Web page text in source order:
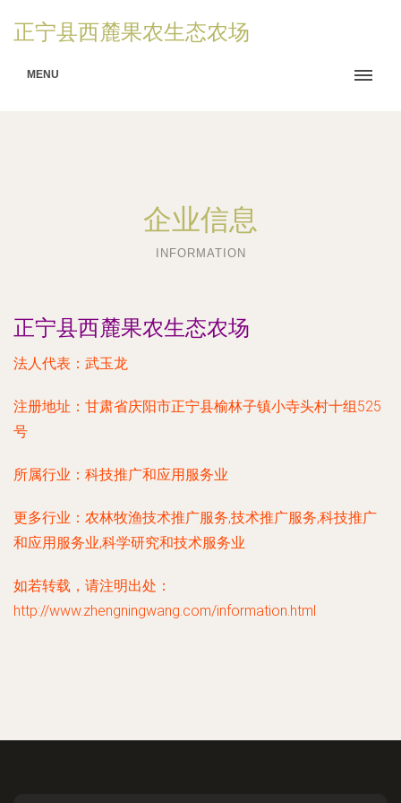
正宁县西麓果农生态农场
MENU
企业信息
INFORMATION
正宁县西麓果农生态农场
法人代表： 武玉龙
注册地址： 甘肃省庆阳市正宁县榆林子镇小寺头村十组525
号
所属行业： 科技推广和应用服务业
更多行业： 农林牧渔技术推广服务,技术推广服务,科技推广
和应用服务业,科学研究和技术服务业
如若转载，请注明出处：
http://www.zhengningwang.com/information.html